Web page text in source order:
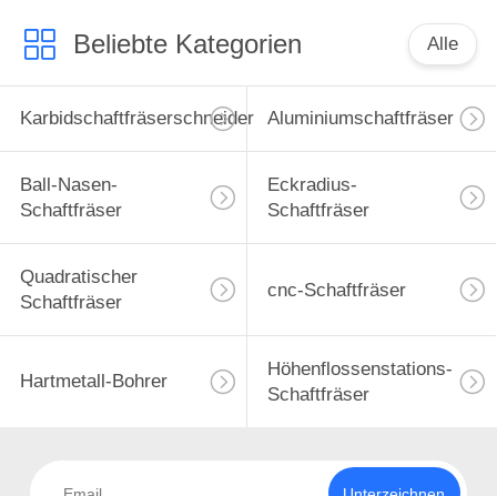
Beliebte Kategorien Alle
Karbidschaftfräserschneider Aluminiumschaftfräser
Ball-Nasen-
Schaftfräser
Eckradius-
Schaftfräser
Quadratischer
Schaftfräser
cnc-Schaftfräser
Hartmetall-Bohrer
Höhenflossenstations-
Schaftfräser